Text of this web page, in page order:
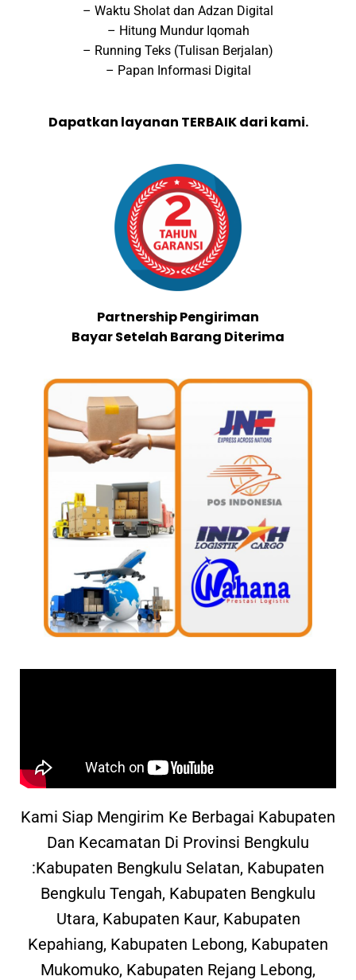
– Waktu Sholat dan Adzan Digital
– Hitung Mundur Iqomah
– Running Teks (Tulisan Berjalan)
– Papan Informasi Digital
Dapatkan layanan TERBAIK dari kami.
Partnership Pengiriman
Bayar Setelah Barang Diterima
Kami Siap Mengirim Ke Berbagai Kabupaten
Dan Kecamatan Di Provinsi Bengkulu
:Kabupaten Bengkulu Selatan, Kabupaten
Bengkulu Tengah, Kabupaten Bengkulu
Utara, Kabupaten Kaur, Kabupaten
Kepahiang, Kabupaten Lebong, Kabupaten
Mukomuko, Kabupaten Rejang Lebong,